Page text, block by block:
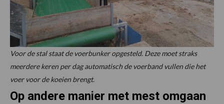
Voor de stal staat de voerbunker opgesteld. Deze moet straks
meerdere keren per dag automatisch de voerband vullen die het
voer voor de koeien brengt.
Op andere manier met mest omgaan